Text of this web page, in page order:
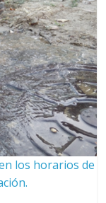
los horarios de